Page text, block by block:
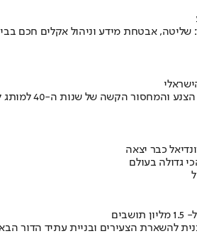
שליטה, אבטחת מידע וניהול אקלים חכם
כבר יצאה
גדולה בעולם
להשארת הצעירים ובניית עתיד הדור